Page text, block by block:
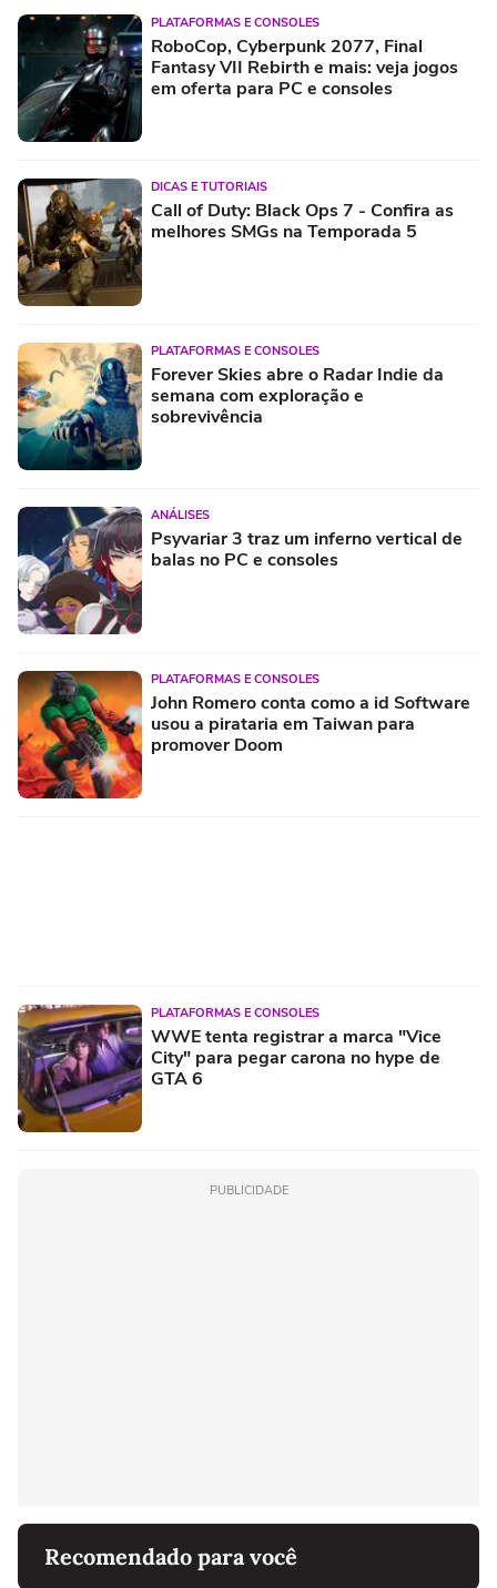
PLATAFORMAS E CONSOLES
RoboCop, Cyberpunk 2077, Final
Fantasy VII Rebirth e mais: veja jogos
em oferta para PC e consoles
DICAS E TUTORIAIS
Call of Duty: Black Ops 7 - Confira as
melhores SMGs na Temporada 5
PLATAFORMAS E CONSOLES
Forever Skies abre o Radar Indie da
semana com exploração e
sobrevivência
ANÁLISES
Psyvariar 3 traz um inferno vertical de
balas no PC e consoles
PLATAFORMAS E CONSOLES
John Romero conta como a id Software
usou a pirataria em Taiwan para
promover Doom
PLATAFORMAS E CONSOLES
WWE tenta registrar a marca "Vice
City" para pegar carona no hype de
GTA 6
PUBLICIDADE
Recomendado para você